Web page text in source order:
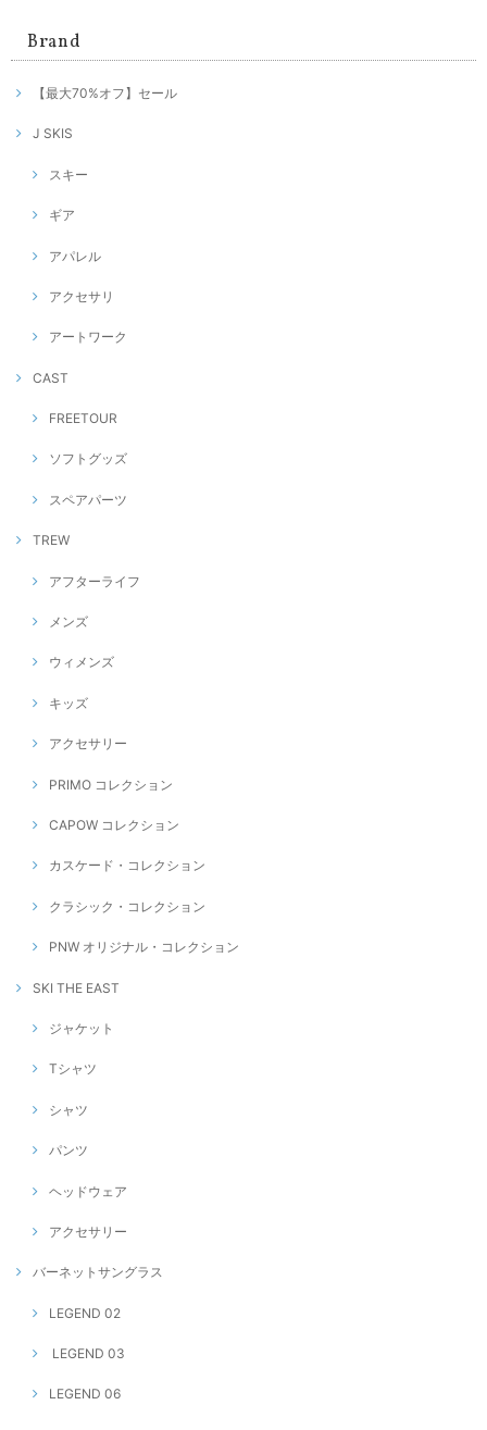
Brand
【最大70%オフ】セール
J SKIS
スキー
ギア
アパレル
アクセサリ
アートワーク
CAST
FREETOUR
ソフトグッズ
スペアパーツ
TREW
アフターライフ
メンズ
ウィメンズ
キッズ
アクセサリー
PRIMO コレクション
CAPOW コレクション
カスケード・コレクション
クラシック・コレクション
PNW オリジナル・コレクション
SKI THE EAST
ジャケット
Tシャツ
シャツ
パンツ
ヘッドウェア
アクセサリー
バーネットサングラス
LEGEND 02
LEGEND 03
LEGEND 06